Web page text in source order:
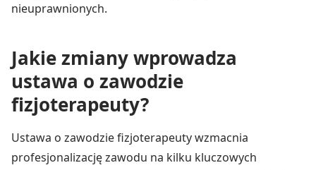
nieuprawnionych.
Jakie zmiany wprowadza
ustawa o zawodzie
fizjoterapeuty?
Ustawa o zawodzie fizjoterapeuty wzmacnia
profesjonalizację zawodu na kilku kluczowych